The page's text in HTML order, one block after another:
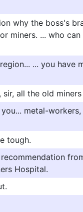
why the boss's
miners. ... who
... you have
sir, all the old
metal-
tough.
Hospital.